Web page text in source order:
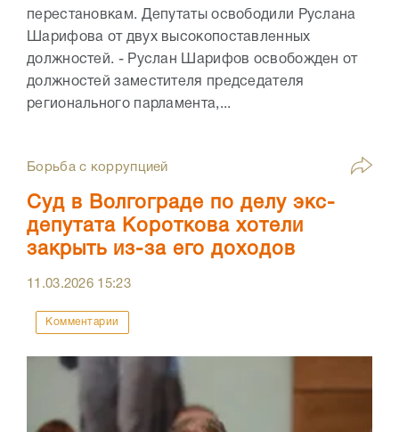
перестановкам. Депутаты освободили Руслана
Шарифова от двух высокопоставленных
должностей. - Руслан Шарифов освобожден от
должностей заместителя председателя
регионального парламента,...
Борьба с коррупцией
Суд в Волгограде по делу экс-
депутата Короткова хотели
закрыть из-за его доходов
11.03.2026 15:23
Комментарии